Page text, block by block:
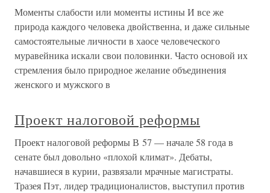
Моменты слабости или моменты истины И все же
природа каждого человека двойственна, и даже сильные
самостоятельные личности в хаосе человеческого
муравейника искали свои половинки. Часто основой их
стремления было природное желание объединения
женского и мужского в
Проект налоговой реформы
Проект налоговой реформы В 57 — начале 58 года в
сенате был довольно «плохой климат». Дебаты,
начавшиеся в курии, развязали мрачные магистраты.
Тразея Пэт, лидер традиционалистов, выступил против